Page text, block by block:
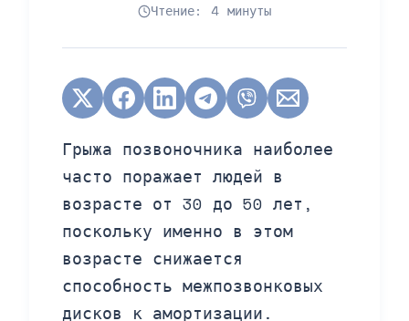
Чтение: 4 минуты
Грыжа позвоночника наиболее
часто поражает людей в
возрасте от 30 до 50 лет,
поскольку именно в этом
возрасте снижается
способность межпозвонковых
дисков к амортизации.